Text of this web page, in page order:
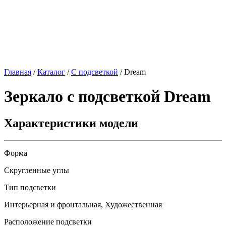
Главная /Каталог /С подсветкой /Dream
Зеркало с подсветкой Dream
Характеристики модели
Форма
Скругленные углы
Тип подсветки
Интерьерная и фронтальная, Художественная
Расположение подсветки